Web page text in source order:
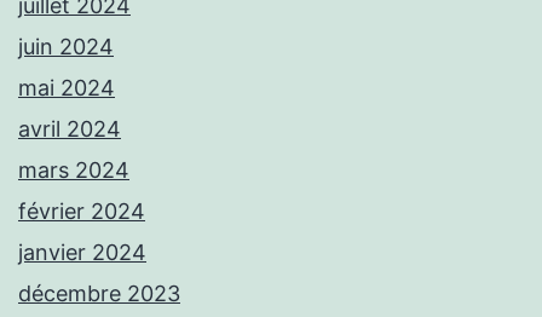
juillet 2024
juin 2024
mai 2024
avril 2024
mars 2024
février 2024
janvier 2024
décembre 2023